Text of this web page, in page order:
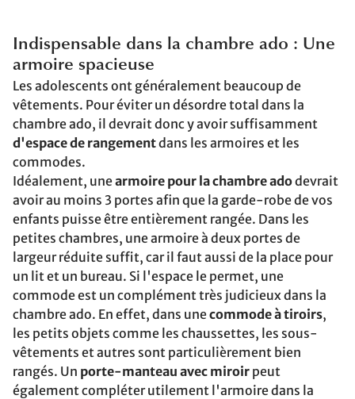
Indispensable dans la chambre ado : Une
armoire spacieuse
Les adolescents ont généralement beaucoup de
vêtements. Pour éviter un désordre total dans la
chambre ado, il devrait donc y avoir suffisamment
d'espace de rangementdans les armoires et les
commodes.
Idéalement, unearmoire pour la chambre adodevrait
avoir au moins 3 portes afin que la garde-robe de vos
enfants puisse être entièrement rangée. Dans les
petites chambres, une armoire à deux portes de
largeur réduite suffit, car il faut aussi de la place pour
un lit et un bureau. Si l'espace le permet, une
commode est un complément très judicieux dans la
chambre ado. En effet, dans unecommode à tiroirs,
les petits objets comme les chaussettes, les sous-
vêtements et autres sont particulièrement bien
rangés. Un porte-manteau avec miroir peut
également compléter utilement l'armoire dans la